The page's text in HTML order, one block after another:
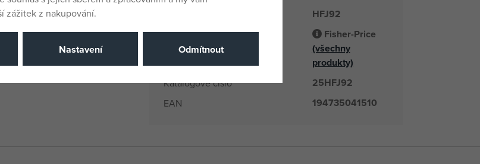
HFJ92
Výrobce / Dodavatel
Fisher-Price
(všechny
produkty)
Katalogové číslo 25HFJ92
EAN 194735041510
zážitek z nakupování.
Nastavení Odmítnout